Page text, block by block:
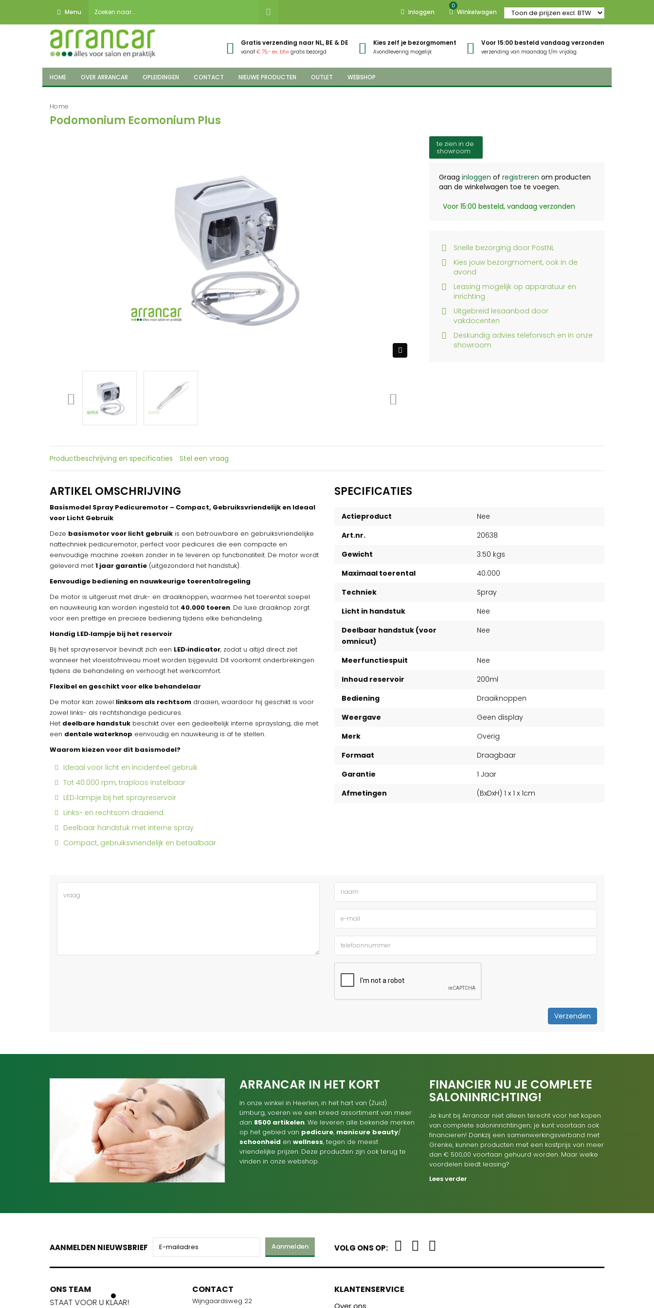
Menu Inloggen
0
Winkelwagen
Gratis verzending naar NL, BE & DE
vanaf€ 75,- ex. btw gratis bezorgd
Kies zelf je bezorgmoment
Avondlevering mogelijk
Voor 15:00 besteld vandaag verzonden
verzending van maandag t/m vrijdag
HOME OVER ARRANCAR OPLEIDINGEN CONTACT NIEUWE PRODUCTEN OUTLET WEBSHOP
Home
Podomonium Ecomonium Plus
te zien in de
showroom
Graag inloggen of registreren om producten
aan de winkelwagen toe te voegen.
Voor 15:00 besteld, vandaag verzonden
Snelle bezorging door PostNL
Kies jouw bezorgmoment, ook in de
avond
Leasing mogelijk op apparatuur en
inrichting
Uitgebreid lesaanbod door
vakdocenten
Deskundig advies telefonisch en in onze
showroom
Productbeschrijving en specificaties Stel een vraag
ARTIKEL OMSCHRIJVING
Basismodel Spray Pedicuremotor – Compact, Gebruiksvriendelijk en Ideaal
voor Licht Gebruik
Deze basismotor voor licht gebruik is een betrouwbare en gebruiksvriendelijke
nattechniek pedicuremotor, perfect voor pedicures die een compacte en
eenvoudige machine zoeken zonder in te leveren op functionaliteit. De motor wordt
geleverd met 1 jaar garantie (uitgezonderd het handstuk).
Eenvoudige bediening en nauwkeurige toerentalregeling
De motor is uitgerust met druk- en draaiknoppen, waarmee het toerental soepel
en nauwkeurig kan worden ingesteld tot 40.000 toeren. De luxe draaiknop zorgt
voor een prettige en precieze bediening tijdens elke behandeling.
Handig LED‑lampje bij het reservoir
Bij het sprayreservoir bevindt zich een LED‑indicator, zodat u altijd direct ziet
wanneer het vloeistofniveau moet worden bijgevuld. Dit voorkomt onderbrekingen
tijdens de behandeling en verhoogt het werkcomfort.
Flexibel en geschikt voor elke behandelaar
De motor kan zowel linksom als rechtsom draaien, waardoor hij geschikt is voor
zowel links- als rechtshandige pedicures.
Het deelbare handstuk beschikt over een gedeeltelijk interne sprayslang, die met
een dentale waterknop eenvoudig en nauwkeurig is af te stellen.
Waarom kiezen voor dit basismodel?
Ideaal voor licht en incidenteel gebruik
Tot 40.000 rpm, traploos instelbaar
LED‑lampje bij het sprayreservoir
Links- en rechtsom draaiend
Deelbaar handstuk met interne spray
Compact, gebruiksvriendelijk en betaalbaar
SPECIFICATIES
Actieproduct
Nee
Art.nr.
20638
Gewicht
3.50 kgs
Maximaal toerental
40.000
Techniek
Spray
Licht in handstuk
Nee
Deelbaar handstuk (voor
omnicut)
Nee
Meerfunctiespuit
Nee
Inhoud reservoir
200ml
Bediening
Draaiknoppen
Weergave
Geen display
Merk
Overig
Formaat
Draagbaar
Garantie
1 Jaar
Afmetingen
(BxDxH) 1 x 1 x 1cm
Verzenden
ARRANCAR IN HET KORT
In onze winkel in Heerlen, in het hart van (Zuid)
Limburg, voeren we een breed assortiment van meer
dan 8500 artikelen. We leveren alle bekende merken
op het gebied van pedicure, manicure beauty/
schoonheid en wellness, tegen de meest
vriendelijke prijzen. Deze producten zijn ook terug te
vinden in onze webshop.
FINANCIER NU JE COMPLETE
SALONINRICHTING!
Je kunt bij Arrancar niet alleen terecht voor het kopen
van complete saloninrichtingen; je kunt voortaan ook
financieren! Dankzij een samenwerkingsverband met
Grenke, kunnen producten met een kostprijs van meer
dan € 500,00 voortaan gehuurd worden. Maar welke
voordelen biedt leasing?
Lees verder
AANMELDEN NIEUWSBRIEF Aanmelden VOLG ONS OP:
ONS TEAM
STAAT VOOR U KLAAR!
ONS TEAM
STAAT VOOR U KLAAR!
CONTACT
Wijngaardsweg 22
KLANTENSERVICE
Over ons